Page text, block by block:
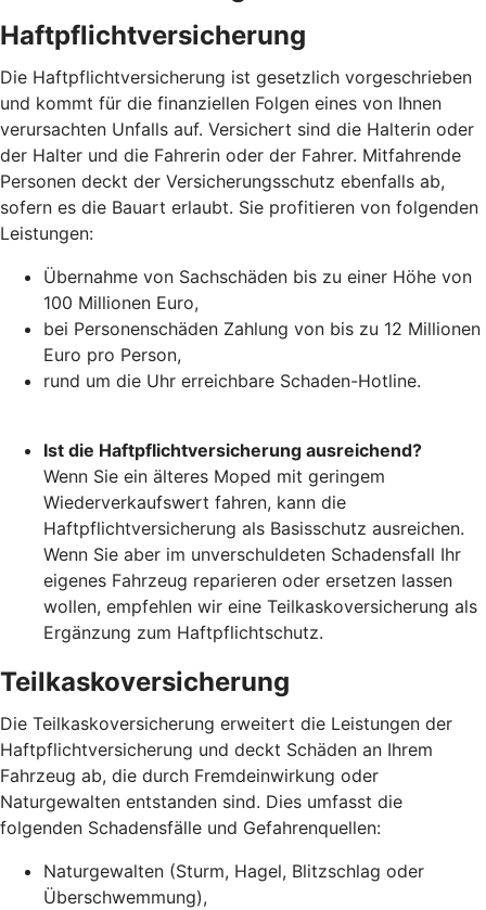
Haftpflichtversicherung
Die Haftpflichtversicherung ist gesetzlich vorgeschrieben
und kommt für die finanziellen Folgen eines von Ihnen
verursachten Unfalls auf. Versichert sind die Halterin oder
der Halter und die Fahrerin oder der Fahrer. Mitfahrende
Personen deckt der Versicherungsschutz ebenfalls ab,
sofern es die Bauart erlaubt. Sie profitieren von folgenden
Leistungen:
Übernahme von Sachschäden bis zu einer Höhe von
100 Millionen Euro,
bei Personenschäden Zahlung von bis zu 12 Millionen
Euro pro Person,
rund um die Uhr erreichbare Schaden-Hotline.
Ist die Haftpflichtversicherung ausreichend?
Wenn Sie ein älteres Moped mit geringem
Wiederverkaufswert fahren, kann die
Haftpflichtversicherung als Basisschutz ausreichen.
Wenn Sie aber im unverschuldeten Schadensfall Ihr
eigenes Fahrzeug reparieren oder ersetzen lassen
wollen, empfehlen wir eine Teilkaskoversicherung als
Ergänzung zum Haftpflichtschutz.
Teilkaskoversicherung
Die Teilkaskoversicherung erweitert die Leistungen der
Haftpflichtversicherung und deckt Schäden an Ihrem
Fahrzeug ab, die durch Fremdeinwirkung oder
Naturgewalten entstanden sind. Dies umfasst die
folgenden Schadensfälle und Gefahrenquellen:
Naturgewalten (Sturm, Hagel, Blitzschlag oder
Überschwemmung),